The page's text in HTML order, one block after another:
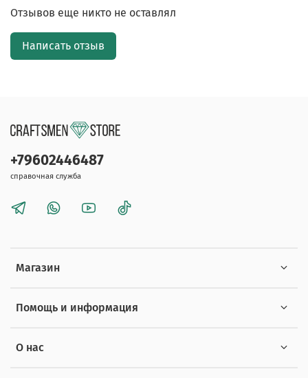
Отзывов еще никто не оставлял
Написать отзыв
Магазин
Помощь и информация
О нас
+79602446487
справочная служба